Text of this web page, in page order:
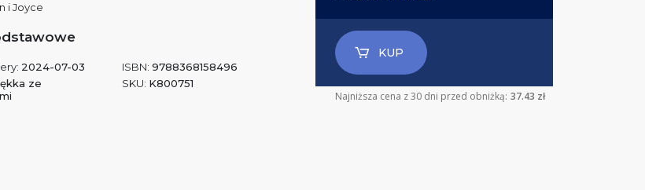
i Joyce
2024-07-03
ze
ISBN: 9788368158496
SKU: K800751
KUP
Najniższa cena z 30 dni przed obniżką: 37.43 zł